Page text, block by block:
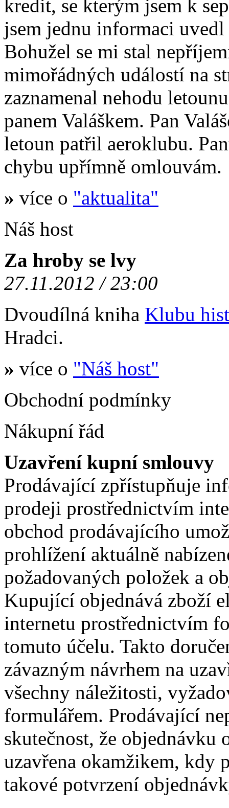
kredit, se kterým jsem k
jsem jednu informaci uvedl
Bohužel se mi stal
mimořádných událostí na
zaznamenal nehodu
panem Valáškem. Pan
letoun patřil aeroklubu.
chybu upřímně omlouvám.
» více o "aktualita"
Náš host
Za hroby se lvy
27.11.2012 / 23:00
Dvoudílná kniha Klubu
Hradci.
» více o "Náš host"
Obchodní podmínky
Nákupní řád
Uzavření kupní smlouvy
Prodávající zpřístupňuje
prodeji prostřednictvím
obchod prodávajícího
prohlížení aktuálně
požadovaných položek a
Kupující objednává zboží
internetu prostřednictvím
tomuto účelu. Takto
závazným návrhem na
všechny náležitosti,
formulářem. Prodávající
skutečnost, že
uzavřena okamžikem, kdy
takové potvrzení